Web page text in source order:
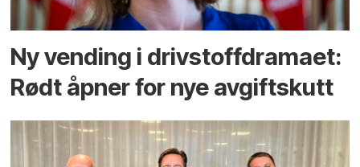
Ny vending i drivstoffdramaet:
Rødt åpner for nye avgiftskutt